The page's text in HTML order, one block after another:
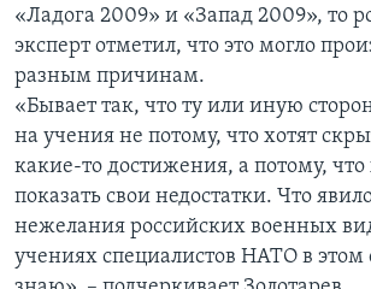
«Ладога 2009» и «Запад 2009», то
эксперт отметил, что это могло
разным причинам.
«Бывает так, что ту или иную
на учения не потому, что хотят
какие-то достижения, а потому, что
показать свои недостатки. Что
нежелания российских военных
учениях специалистов НАТО в этом